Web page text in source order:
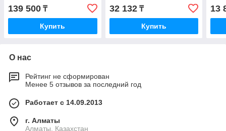
139 500 ₸
Купить
32 132₸
Купить
13
О нас
Рейтинг не сформирован
Менее 5 отзывов за последний год
Работает с 14.09.2013
г. Алматы
Алматы, Казахстан